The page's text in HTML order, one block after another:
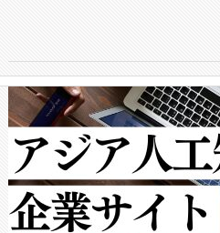
centers.
からシステム
クルの各段階
[…]
トに対して約
では、反射率
で向上し、最大
ットだけで最大
ルの変電所周囲
作業と点群処